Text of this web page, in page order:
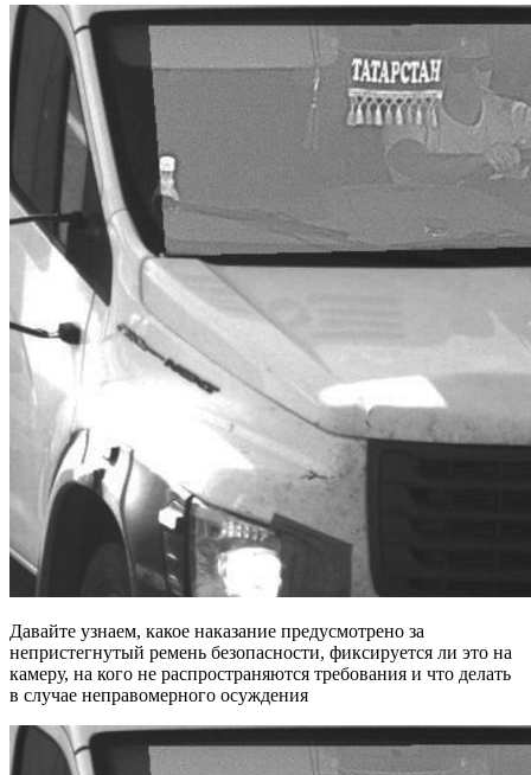
Давайте узнаем, какое наказание предусмотрено за
непристегнутый ремень безопасности, фиксируется ли это на
камеру, на кого не распространяются требования и что делать
в случае неправомерного осуждения